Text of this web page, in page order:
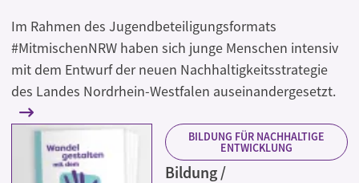
Im Rahmen des Jugendbeteiligungsformats
#MitmischenNRW haben sich junge Menschen intensiv
mit dem Entwurf der neuen Nachhaltigkeitsstrategie
des Landes Nordrhein-Westfalen auseinandergesetzt.
BILDUNG FÜR NACHHALTIGE
ENTWICKLUNG
Bildung /